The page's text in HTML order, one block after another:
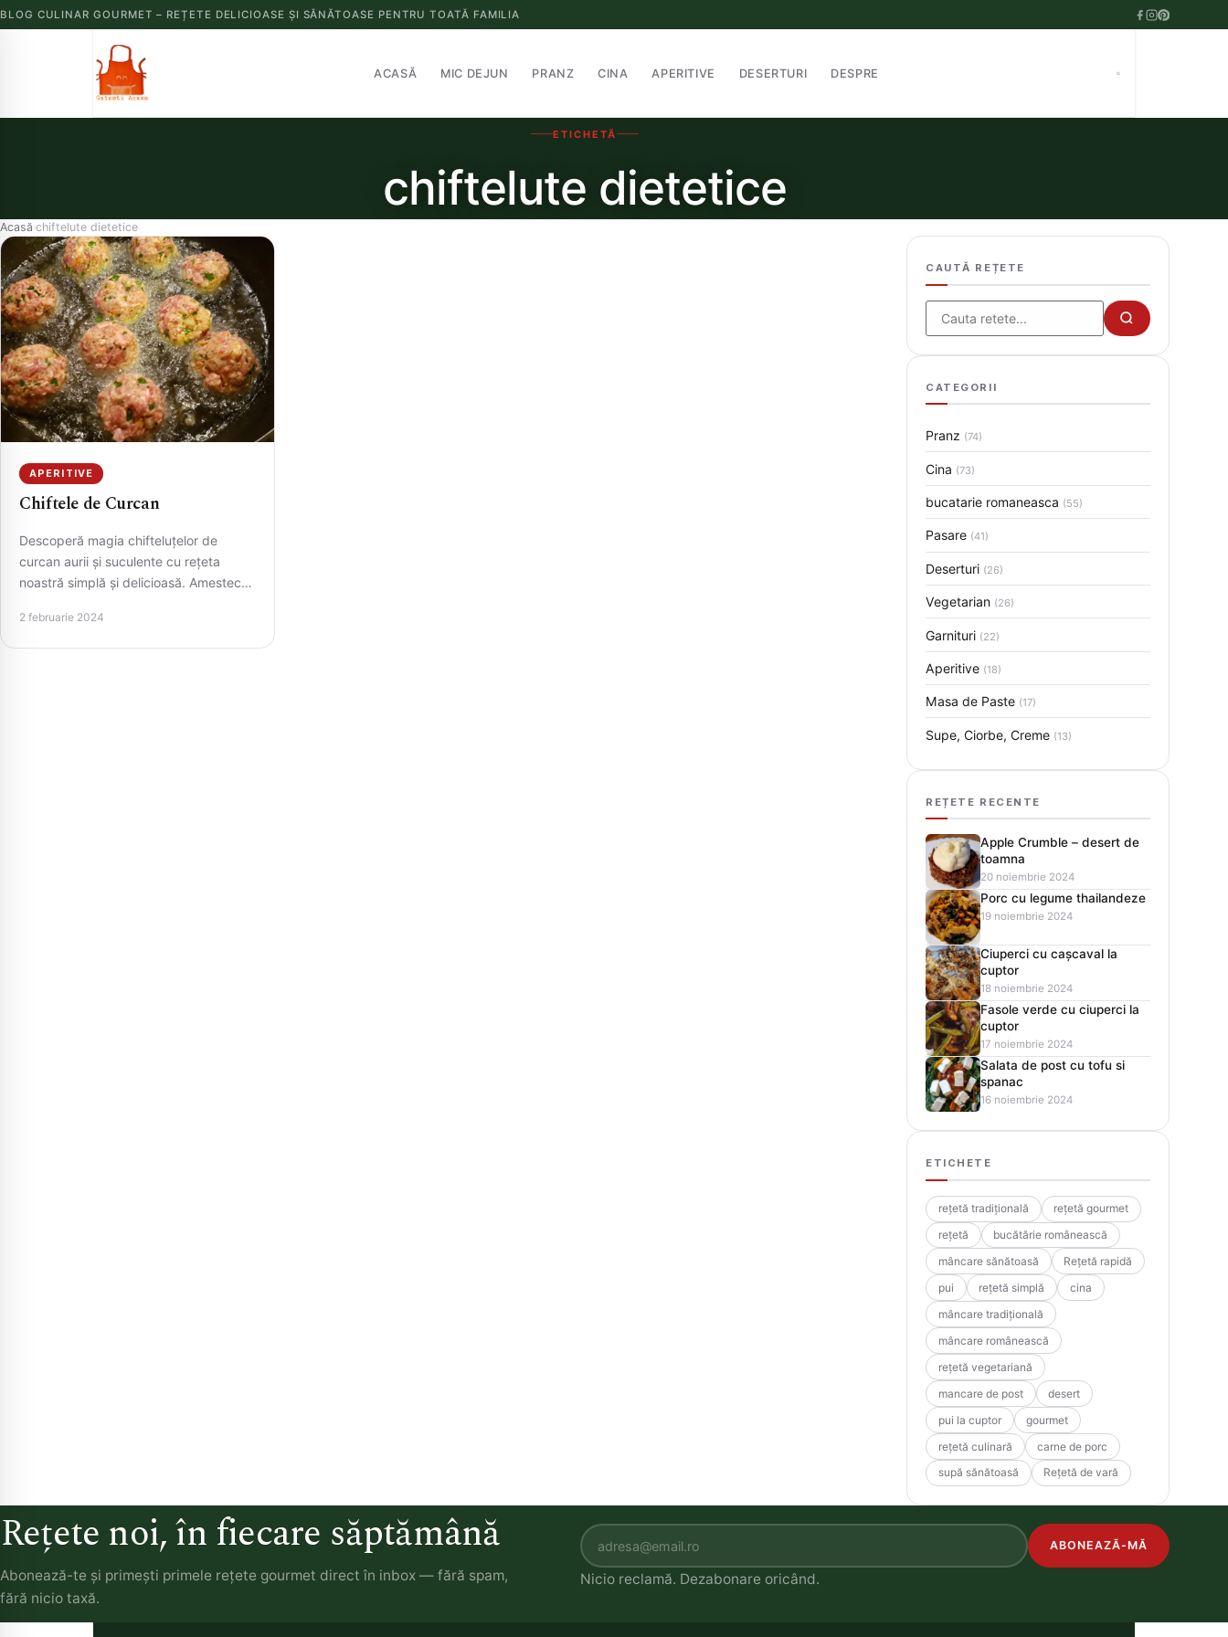
BLOG CULINAR GOURMET – REȚETE DELICIOASE ȘI SĂNĂTOASE PENTRU TOATĂ FAMILIA
ACASĂ MIC DEJUN PRANZ CINA APERITIVE DESERTURI DESPRE
ETICHETĂ
chiftelute dietetice
Acasă›chiftelute dietetice
APERITIVE
Chiftele de Curcan
Descoperă magia chifteluțelor de
curcan aurii și suculente cu rețeta
noastră simplă și delicioasă. Amestecul
2 februarie 2024
CAUTĂ REȚETE
Cauta
CATEGORII
Pranz (74)
Cina (73)
bucatarie romaneasca (55)
Pasare (41)
Deserturi (26)
Vegetarian (26)
Garnituri (22)
Aperitive (18)
Masa de Paste (17)
Supe, Ciorbe, Creme (13)
REȚETE RECENTE
Apple Crumble – desert de
toamna
20 noiembrie 2024
Porc cu legume thailandeze
19 noiembrie 2024
Ciuperci cu cașcaval la
cuptor
18 noiembrie 2024
Fasole verde cu ciuperci la
cuptor
17 noiembrie 2024
Salata de post cu tofu si
spanac
16 noiembrie 2024
ETICHETE
rețetă tradițională
rețetă gourmet
rețetă
bucătărie românească
mâncare sănătoasă
Rețetă rapidă
pui
rețetă simplă
cina
mâncare tradițională
mâncare românească
rețetă vegetariană
mancare de post
desert
pui la cuptor
gourmet
rețetă culinară
carne de porc
supă sănătoasă
Rețetă de vară
Rețete noi, în fiecare săptămână
Abonează-te și primești primele rețete gourmet direct în inbox — fără spam,
fără nicio taxă.
ABONEAZĂ-MĂ
Nicio reclamă. Dezabonare oricând.